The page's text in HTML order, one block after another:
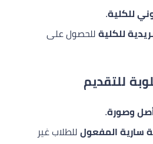
للكلية.
للكلية للحصول على
للتقديم
وصورة.
سارية المفعول للطلاب غير